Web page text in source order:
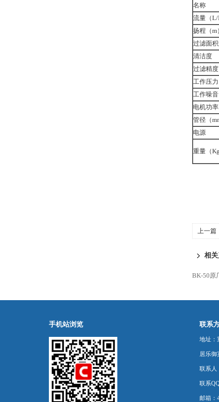
名称
流量（L/
扬程（m
过滤面
清洁度
过滤精度
工作压力
工作噪音
电机功
管径（
电源
重量（
上一篇
相
BK-50原
手机站浏览 联系
地址：
居乐御
联系人
联系
邮箱：